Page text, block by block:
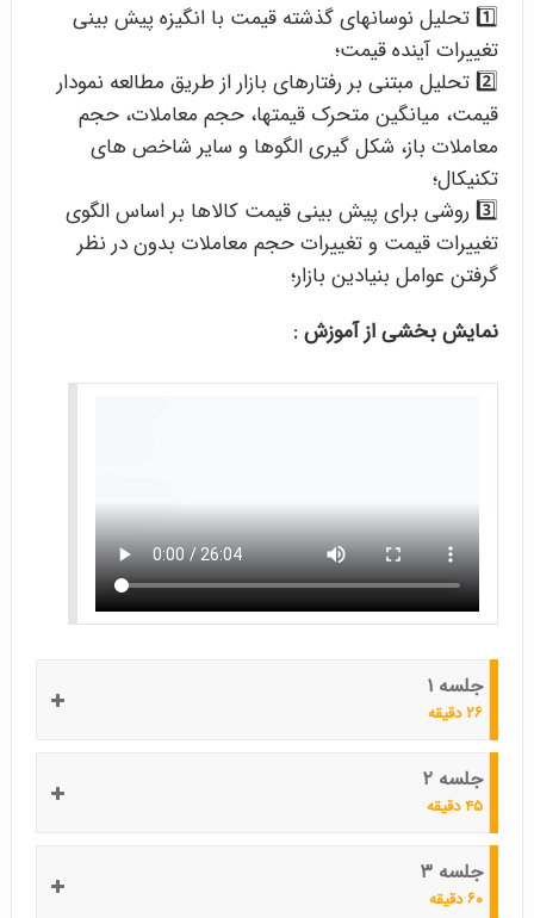
1️⃣ تحلیل نوسانهای گذشته قیمت با انگیزه پیش بینی
تغییرات آینده قیمت؛
2️⃣ تحلیل مبتنی بر رفتارهای بازار از طریق مطالعه نمودار
قیمت، میانگین متحرک قیمتها، حجم معاملات، حجم
معاملات باز، شکل گیری الگوها و سایر شاخص های
تکنیکال؛
3️⃣ روشی برای پیش بینی قیمت کالاها بر اساس الگوی
تغییرات قیمت و تغییرات حجم معاملات بدون در نظر
گرفتن عوامل بنیادین بازار؛
نمایش بخشی از آموزش :
جلسه ۱
۲۶ دقیقه
جلسه ۲
۴۵ دقیقه
جلسه ۳
۶۰ دقیقه